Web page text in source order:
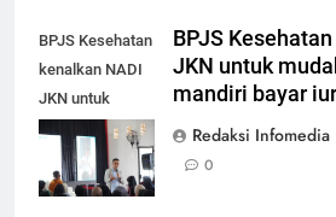
BPJS Kesehatan
kenalkan NADI
JKN untuk
mudahkan
peserta mandiri
bayar iuran
BPJS
JKN untuk
mandiri bayar
Redaksi Infomedia
0